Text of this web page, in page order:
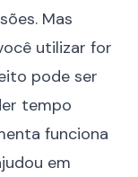
Mas
utilizar for
pode ser
tempo
funciona
em